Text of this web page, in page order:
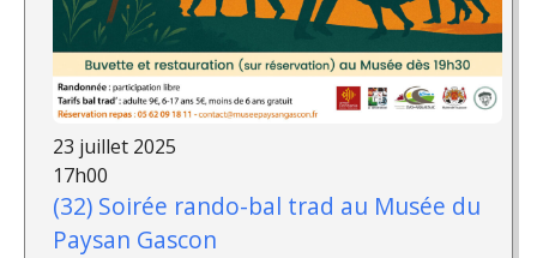
23 juillet 2025
17h00
(32) Soirée rando-bal trad au Musée du
Paysan Gascon